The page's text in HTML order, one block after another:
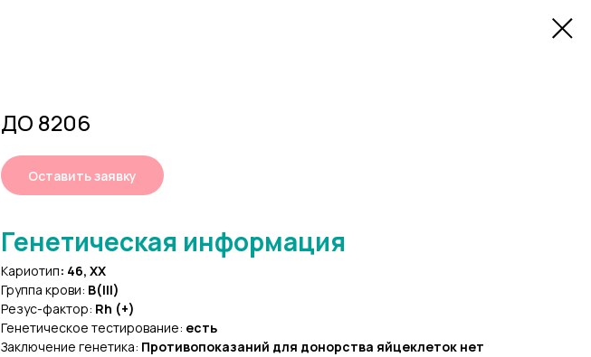
ДО 8206
Оставить заявку
Генетическая информация
Кариотип: 46, XX
Группа крови: В(III)
Резус-фактор: Rh (+)
Генетическое тестирование: есть
Заключение генетика: Противопоказаний для донорства яйцеклеток нет